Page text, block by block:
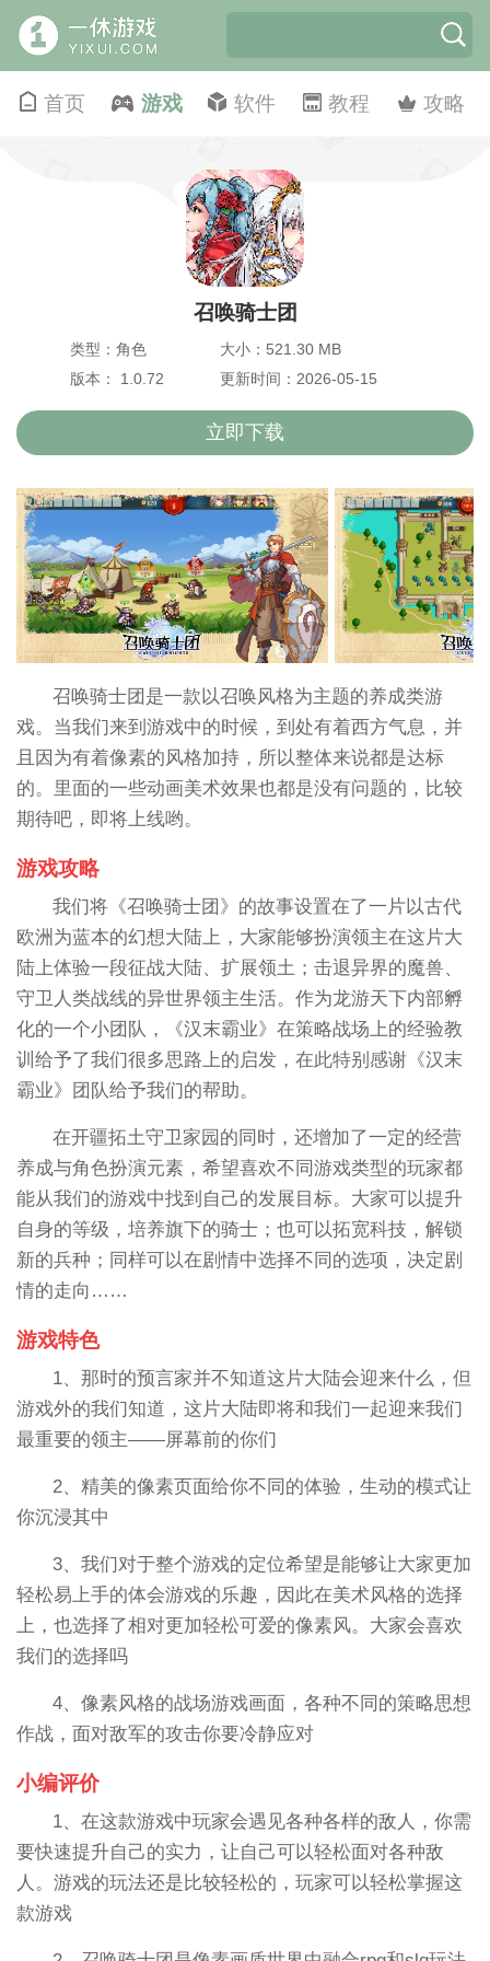
首页 游戏 软件 教程 攻略
召唤骑士团
类型：角色
大小：521.30 MB
版本： 1.0.72
更新时间：2026-05-15
立即下载
召唤骑士团是一款以召唤风格为主题的养成类游
戏。当我们来到游戏中的时候，到处有着西方气息，并
且因为有着像素的风格加持，所以整体来说都是达标
的。里面的一些动画美术效果也都是没有问题的，比较
期待吧，即将上线哟。
游戏攻略
我们将《召唤骑士团》的故事设置在了一片以古代
欧洲为蓝本的幻想大陆上，大家能够扮演领主在这片大
陆上体验一段征战大陆、扩展领土；击退异界的魔兽、
守卫人类战线的异世界领主生活。作为龙游天下内部孵
化的一个小团队，《汉末霸业》在策略战场上的经验教
训给予了我们很多思路上的启发，在此特别感谢《汉末
霸业》团队给予我们的帮助。
在开疆拓土守卫家园的同时，还增加了一定的经营
养成与角色扮演元素，希望喜欢不同游戏类型的玩家都
能从我们的游戏中找到自己的发展目标。大家可以提升
自身的等级，培养旗下的骑士；也可以拓宽科技，解锁
新的兵种；同样可以在剧情中选择不同的选项，决定剧
情的走向……
游戏特色
1、那时的预言家并不知道这片大陆会迎来什么，但
游戏外的我们知道，这片大陆即将和我们一起迎来我们
最重要的领主——屏幕前的你们
2、精美的像素页面给你不同的体验，生动的模式让
你沉浸其中
3、我们对于整个游戏的定位希望是能够让大家更加
轻松易上手的体会游戏的乐趣，因此在美术风格的选择
上，也选择了相对更加轻松可爱的像素风。大家会喜欢
我们的选择吗
4、像素风格的战场游戏画面，各种不同的策略思想
作战，面对敌军的攻击你要冷静应对
小编评价
1、在这款游戏中玩家会遇见各种各样的敌人，你需
要快速提升自己的实力，让自己可以轻松面对各种敌
人。游戏的玩法还是比较轻松的，玩家可以轻松掌握这
款游戏